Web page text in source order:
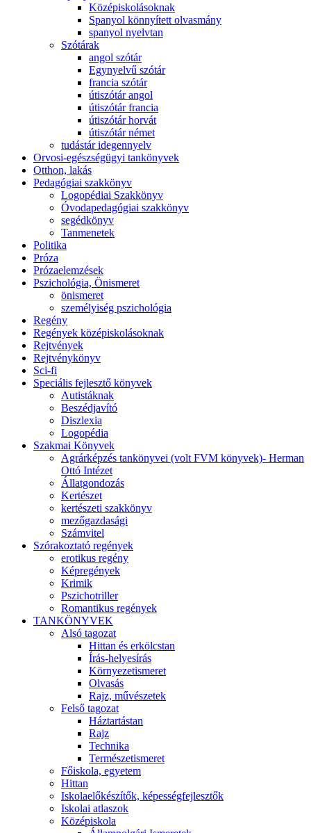
Középiskolásoknak
Spanyol könnyített olvasmány
spanyol nyelvtan
Szótárak
angol szótár
Egynyelvű szótár
francia szótár
útiszótár angol
útiszótár francia
útiszótár horvát
útiszótár német
tudástár idegennyelv
Orvosi-egészségügyi tankönyvek
Otthon, lakás
Pedagógiai szakkönyv
Logopédiai Szakkönyv
Óvodapedagógiai szakkönyv
segédkönyv
Tanmenetek
Politika
Próza
Prózaelemzések
Pszichológia, Önismeret
önismeret
személyiség pszichológia
Regény
Regények középiskolásoknak
Rejtvények
Rejtvénykönyv
Sci-fi
Speciális fejlesztő könyvek
Autistáknak
Beszédjavító
Diszlexia
Logopédia
Szakmai Könyvek
Agrárképzés tankönyvei (volt FVM könyvek)- Herman
Ottó Intézet
Állatgondozás
Kertészet
kertészeti szakkönyv
mezőgazdasági
Számvitel
Szórakoztató regények
erotikus regény
Képregények
Krimik
Pszichotriller
Romantikus regények
TANKÖNYVEK
Alsó tagozat
Hittan és erkölcstan
Írás-helyesírás
Környezetismeret
Olvasás
Rajz, művészetek
Felső tagozat
Háztartástan
Rajz
Technika
Természetismeret
Főiskola, egyetem
Hittan
Iskolaelőkészítők, képességfejlesztők
Iskolai atlaszok
Középiskola